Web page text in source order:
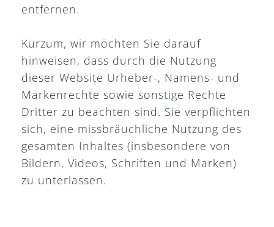
entfernen.
Kurzum, wir möchten Sie darauf
hinweisen, dass durch die Nutzung
dieser Website Urheber-, Namens- und
Markenrechte sowie sonstige Rechte
Dritter zu beachten sind. Sie verpflichten
sich, eine missbräuchliche Nutzung des
gesamten Inhaltes (insbesondere von
Bildern, Videos, Schriften und Marken)
zu unterlassen.